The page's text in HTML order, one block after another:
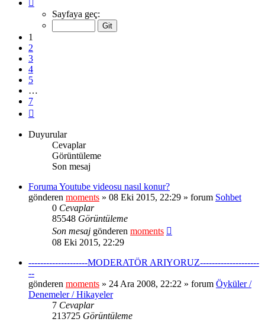
sayfa
(Toplam
Sayfaya geç:
1
2
3
4
5
…
7
Duyurular
Cevaplar
Görüntüleme
Son mesaj
Foruma Youtube videosu nasıl konur?
gönderen moments » 08 Eki 2015, 22:29 » forum Sohbet
0 Cevaplar
85548 Görüntüleme
Son mesaj gönderen moments
08 Eki 2015, 22:29
--------------------MODERATÖR ARIYORUZ--------------------
--
gönderen moments » 24 Ara 2008, 22:22 » forum Öyküler /
Denemeler / Hikayeler
7 Cevaplar
213725 Görüntüleme